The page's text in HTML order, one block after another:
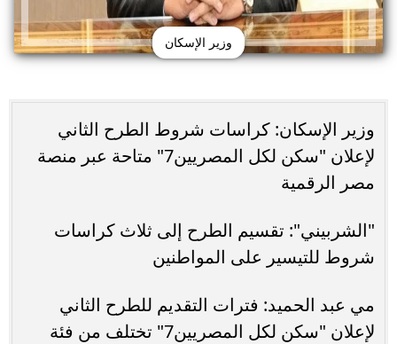
وزير الإسكان
وزير الإسكان: كراسات شروط الطرح الثاني
لإعلان "سكن لكل المصريين7" متاحة عبر منصة
مصر الرقمية
"الشربيني": تقسيم الطرح إلى ثلاث كراسات
شروط للتيسير على المواطنين
مي عبد الحميد: فترات التقديم للطرح الثاني
لإعلان "سكن لكل المصريين7" تختلف من فئة